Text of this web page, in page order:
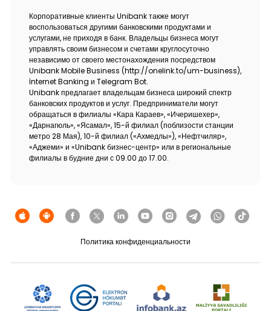
Корпоративные клиенты Unibank также могут
воспользоваться другими банковскими продуктами и
услугами, не приходя в банк. Владельцы бизнеса могут
управлять своим бизнесом и счетами круглосуточно
независимо от своего местонахождения посредством
Unibank Mobile Business (http://onelink.to/um-business),
İnternet Banking и Telegram Bot.
Unibank предлагает владельцам бизнеса широкий спектр
банковских продуктов и услуг. Предприниматели могут
обращаться в филиалы «Кара Караев», «Ичеришехер»,
«Дарнагюль», «Ясамал», 15-й филиал (поблизости станции
метро 28 Мая), 10-й филиал («Ахмедлы»), «Нефтчиляр»,
«Аджеми» и «Unibank бизнес-центр» или в региональные
филиалы в будние дни с 09.00 до 17.00.
Политика конфиденциальности